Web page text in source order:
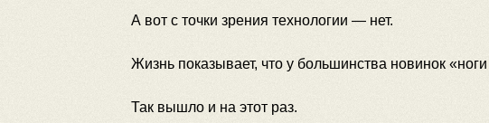
А вот с точки зрения технологии — нет.
Жизнь показывает, что у большинства новинок
Так вышло и на этот раз.